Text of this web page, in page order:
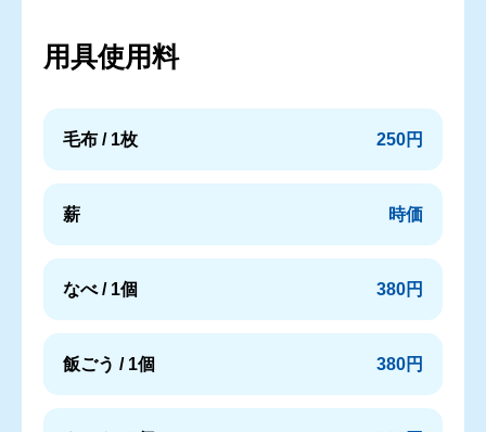
用具使用料
毛布 / 1枚 250円
薪 時価
なべ / 1個 380円
飯ごう / 1個 380円